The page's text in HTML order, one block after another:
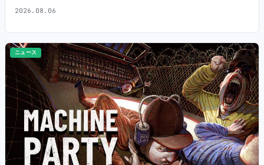
2026.08.06
ニュース